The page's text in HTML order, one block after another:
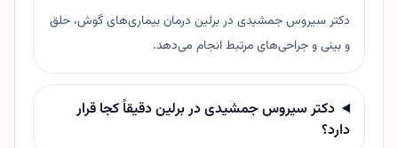
دکتر سیروس جمشیدی در برلین درمان بیماری‌های گوش، حلق
و بینی و جراحی‌های مرتبط انجام می‌دهد.
دکتر سیروس جمشیدی در برلین دقیقاً کجا قرار
دارد؟